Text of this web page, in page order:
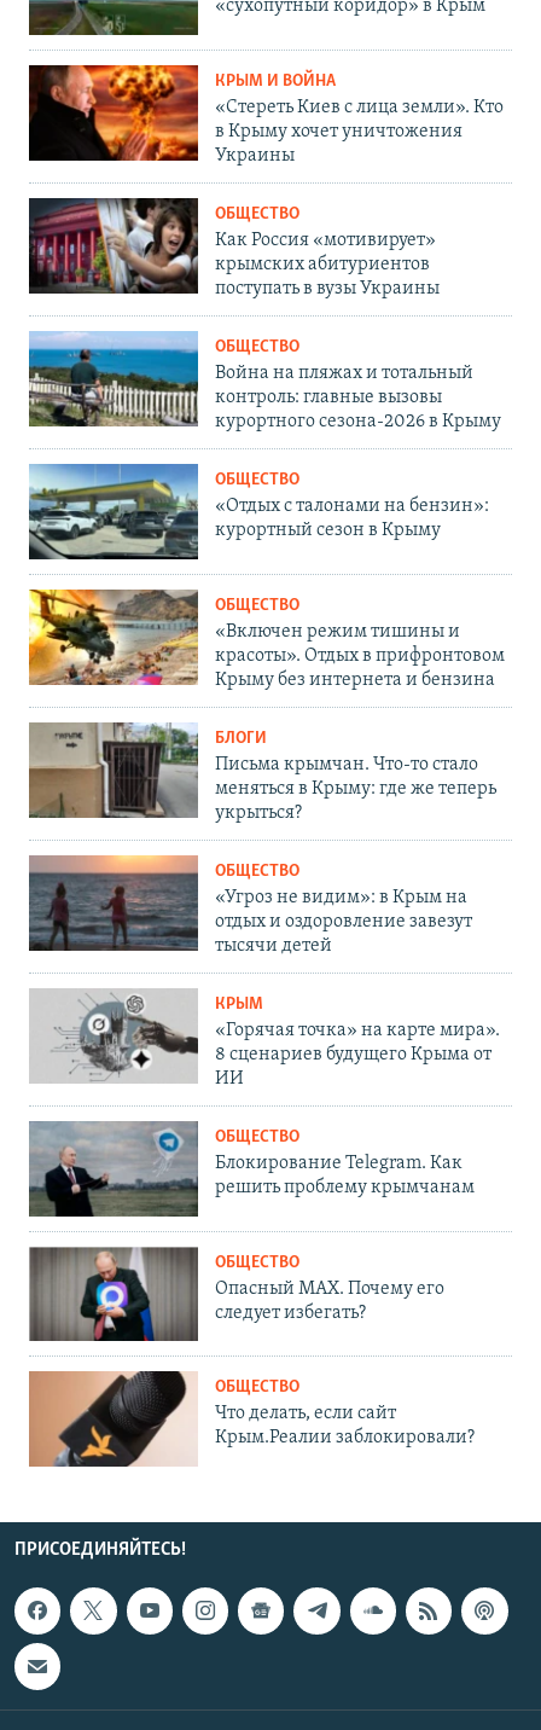
«сухопутный коридор» в Крым
КРЫМ И ВОЙНА
«Стереть Киев с лица земли». Кто
в Крыму хочет уничтожения
Украины
ОБЩЕСТВО
Как Россия «мотивирует»
крымских абитуриентов
поступать в вузы Украины
ОБЩЕСТВО
Война на пляжах и тотальный
контроль: главные вызовы
курортного сезона-2026 в Крыму
ОБЩЕСТВО
«Отдых с талонами на бензин»:
курортный сезон в Крыму
ОБЩЕСТВО
«Включен режим тишины и
красоты». Отдых в прифронтовом
Крыму без интернета и бензина
БЛОГИ
Письма крымчан. Что-то стало
меняться в Крыму: где же теперь
укрыться?
ОБЩЕСТВО
«Угроз не видим»: в Крым на
отдых и оздоровление завезут
тысячи детей
КРЫМ
«Горячая точка» на карте мира».
8 сценариев будущего Крыма от
ИИ
ОБЩЕСТВО
Блокирование Telegram. Как
решить проблему крымчанам
ОБЩЕСТВО
Опасный MAX. Почему его
следует избегать?
ОБЩЕСТВО
Что делать, если сайт
Крым.Реалии заблокировали?
ПРИСОЕДИНЯЙТЕСЬ!